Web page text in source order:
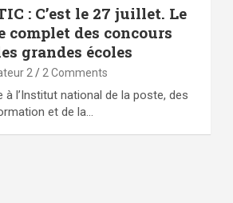
: C’est le 27 juillet. Le
complet des concours
grandes écoles
2 2 Comments
à l’Institut national de la poste, des
et de la…